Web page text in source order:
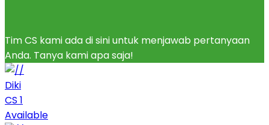
Tim CS kami ada di sini untuk menjawab pertanyaan
Anda. Tanya kami apa saja!
Diki
CS 1
Available